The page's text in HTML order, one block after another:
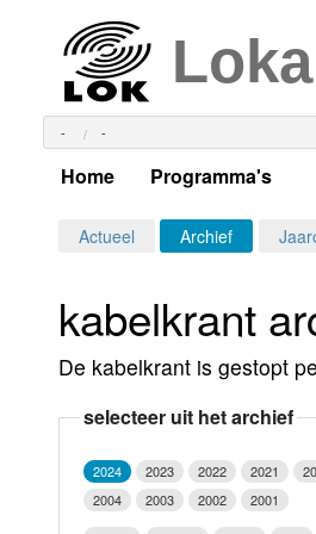
- -
Home Programma's
Alle dagen
Per dag
Luister LOK Live
Actueel Archief
kabelkrant
De kabelkrant is gestopt
selecteer uit het archief
2024 2023 2022 2021
2004
2003 2002
2001